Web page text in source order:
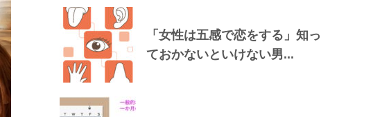
「女性は五感で恋をする」知っ
ておかないといけない男...